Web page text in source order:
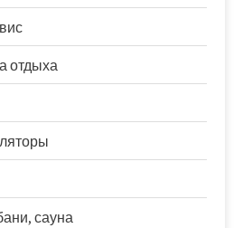
отдыха
сауна